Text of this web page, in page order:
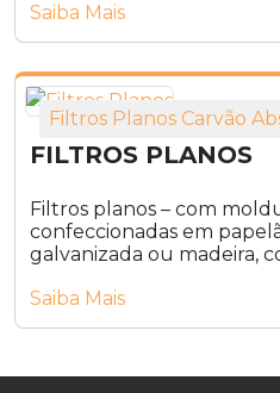
Saiba Mais
Filtros Planos Carvão
FILTROS PLANOS
Filtros planos – com
confeccionadas em
galvanizada ou madeira,
Saiba Mais